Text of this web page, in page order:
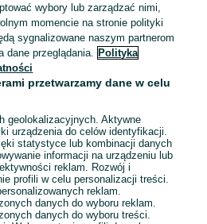
(k/m) UNIQA -
okolice | BEZ
czas pracy
W siedzibie firmy, Praca
zdalna
2026
wybory lub zarządzać nimi,
momencie na stronie polityki
sygnalizowane naszym partnerom
dane przeglądania. Polityka
przetwarzamy dane w celu
geolokalizacyjnych. Aktywne
urządzenia do celów identyfikacji.
statystyce lub kombinacji danych
informacji na urządzeniu lub
reklam. Rozwój i
profili w celu personalizacji treści.
reklam.
danych do wyboru reklam.
danych do wyboru treści.